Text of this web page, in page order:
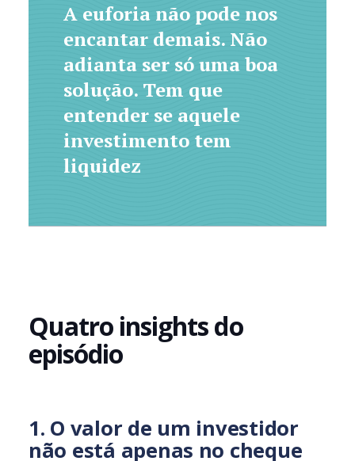
A euforia não pode nos
encantar demais. Não
adianta ser só uma boa
solução. Tem que
entender se aquele
investimento tem
liquidez
Quatro insights do
episódio
1. O valor de um investidor
não está apenas no cheque